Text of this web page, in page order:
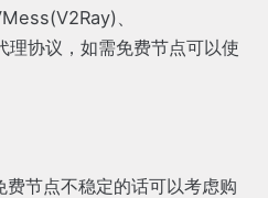
、
协议，如需免费节点可以使
节点不稳定的话可以考虑购